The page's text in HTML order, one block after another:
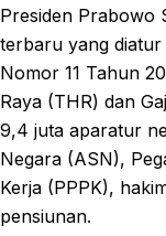
Presiden Prabowo
terbaru yang
Nomor 11 Tahun
Raya (THR) dan
9,4 juta aparatur
Negara (ASN),
Kerja (PPPK),
pensiunan.